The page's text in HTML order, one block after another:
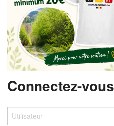
MOT DE PASSE OUBLIÉ
Connectez-vous